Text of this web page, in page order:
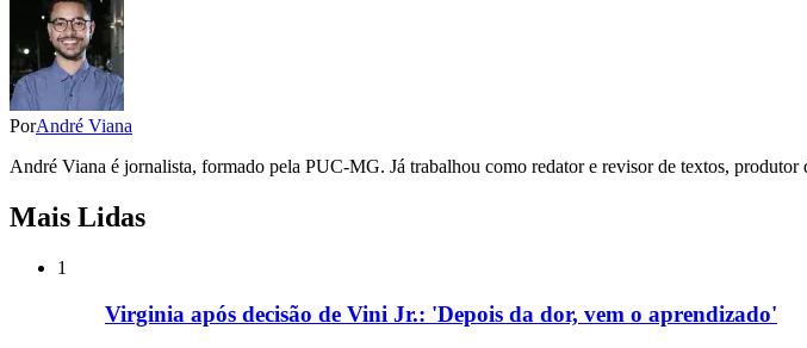
PorAndré Viana
André Viana é jornalista, formado pela PUC-MG. Já trabalhou como redator e revisor de textos,
Mais Lidas
1
Virginia após decisão de Vini Jr.: 'Depois da dor, vem o aprendizado'